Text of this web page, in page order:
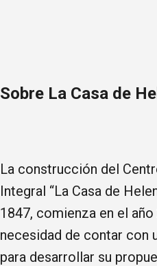
Sobre La Casa de
La construcción del
Integral “La Casa de
1847, comienza en el
necesidad de contar con
para desarrollar su